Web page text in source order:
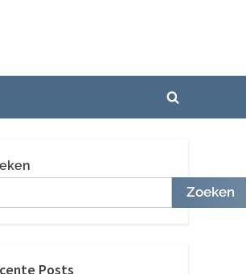
Toggle
Zoeken
Posts